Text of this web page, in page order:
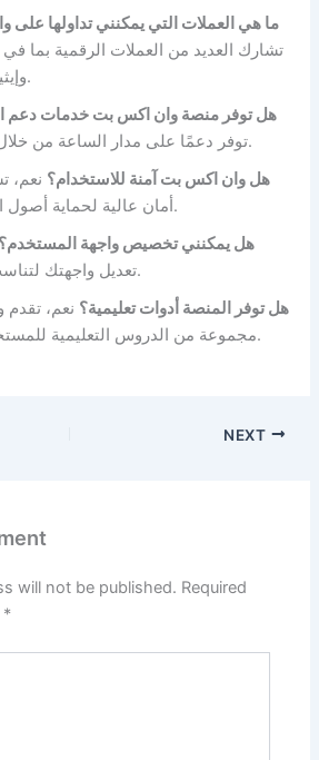
ما هي العملات التي يمكنني تداولها
تشارك العديد من العملات الرقمية بما في
وإيثيريوم وغيرها.
هل توفر منصة وان اكس بت خدمات دعم
توفر دعمًا على مدار الساعة من خلال عدة قنوات.
هل وان اكس بت آمنة للاستخدام؟ نعم،
أمان عالية لحماية أصول المستخدمين.
هل يمكنني تخصيص واجهة المستخدم؟
تعديل واجهتك لتناسب احتياجاتك.
هل توفر المنصة أدوات تعليمية؟ نعم،
مجموعة من الدروس التعليمية للمستخدمين الجدد.
NEXT
will not be published. Required
*